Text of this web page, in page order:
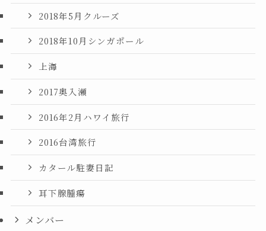
2018年5月クルーズ
2018年10月シンガポール
上海
2017奥入瀬
2016年2月ハワイ旅行
2016台湾旅行
カタール駐妻日記
耳下腺腫瘍
メンバー